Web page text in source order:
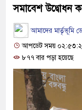
সমাবেশ উদ্বোধন
আমাদের মার্তৃভূমি
আপডেট সময় ০২:৫৩:২০
৮৭৭ বার পড়া হয়েছে